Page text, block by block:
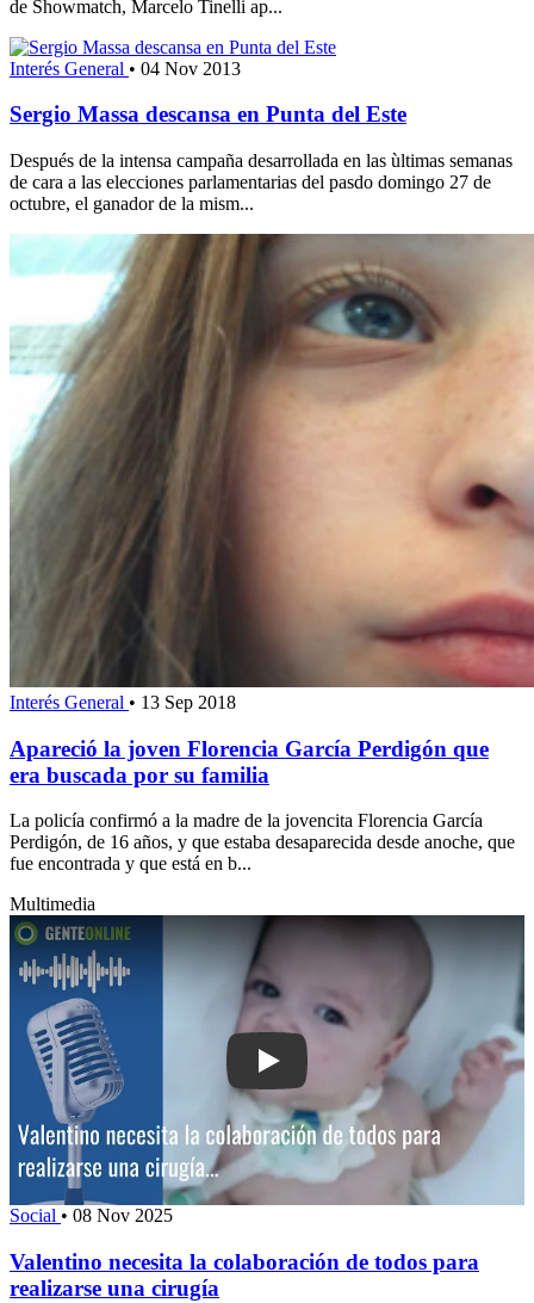
de Showmatch, Marcelo Tinelli ap...
Interés General • 04 Nov 2013
Sergio Massa descansa en Punta del Este
Después de la intensa campaña desarrollada en las ùltimas semanas
de cara a las elecciones parlamentarias del pasdo domingo 27 de
octubre, el ganador de la mism...
Interés General • 13 Sep 2018
Apareció la joven Florencia García Perdigón que
era buscada por su familia
La policía confirmó a la madre de la jovencita Florencia García
Perdigón, de 16 años, y que estaba desaparecida desde anoche, que
fue encontrada y que está en b...
Multimedia
Play: Valentino necesita la
Social • 08 Nov 2025
Valentino necesita la colaboración de todos para
realizarse una cirugía